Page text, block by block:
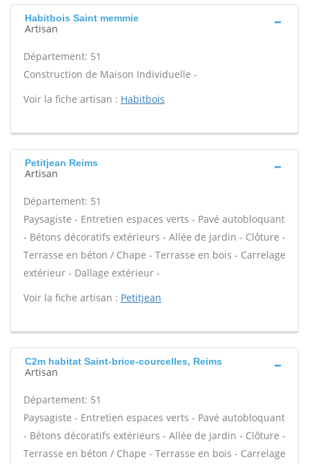
Habitbois Saint memmie
Artisan
Département: 51
Construction de Maison Individuelle -
Voir la fiche artisan : Habitbois
Petitjean Reims
Artisan
Département: 51
Paysagiste - Entretien espaces verts - Pavé autobloquant
- Bétons décoratifs extérieurs - Allée de jardin - Clôture -
Terrasse en béton / Chape - Terrasse en bois - Carrelage
extérieur - Dallage extérieur -
Voir la fiche artisan : Petitjean
C2m habitat Saint-brice-courcelles, Reims
Artisan
Département: 51
Paysagiste - Entretien espaces verts - Pavé autobloquant
- Bétons décoratifs extérieurs - Allée de jardin - Clôture -
Terrasse en béton / Chape - Terrasse en bois - Carrelage